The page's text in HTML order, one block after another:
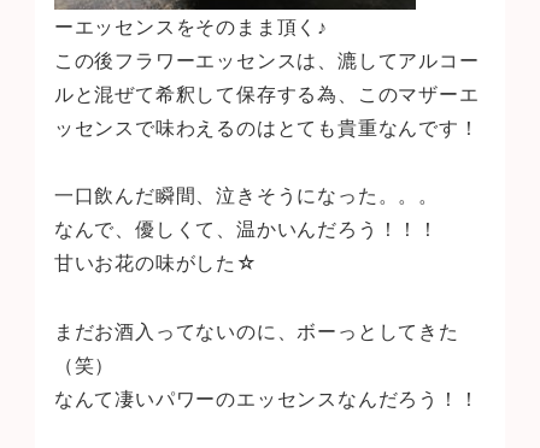
ーエッセンスをそのまま頂く♪
この後フラワーエッセンスは、漉してアルコー
ルと混ぜて希釈して保存する為、このマザーエ
ッセンスで味わえるのはとても貴重なんです！
一口飲んだ瞬間、泣きそうになった。。。
なんで、優しくて、温かいんだろう！！！
甘いお花の味がした☆
まだお酒入ってないのに、ボーっとしてきた
（笑）
なんて凄いパワーのエッセンスなんだろう！！